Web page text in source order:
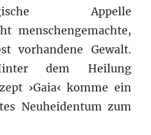
Appelle
menschengemachte,
vorhandene Gewalt.
dem Heilung
›Gaia‹ komme ein
Neuheidentum zum